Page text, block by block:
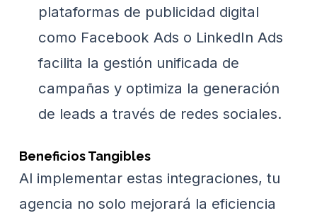
plataformas de publicidad digital
como Facebook Ads o LinkedIn Ads
facilita la gestión unificada de
campañas y optimiza la generación
de leads a través de redes sociales.
Beneficios Tangibles
Al implementar estas integraciones, tu
agencia no solo mejorará la eficiencia